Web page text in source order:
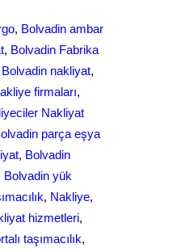
, Bolvadin ambar
, Bolvadin Fabrika
Bolvadin nakliyat
firmaları
Nakliyat
parça eşya
, Bolvadin
Bolvadin yük
, Nakliye
hizmetleri
taşımacılık